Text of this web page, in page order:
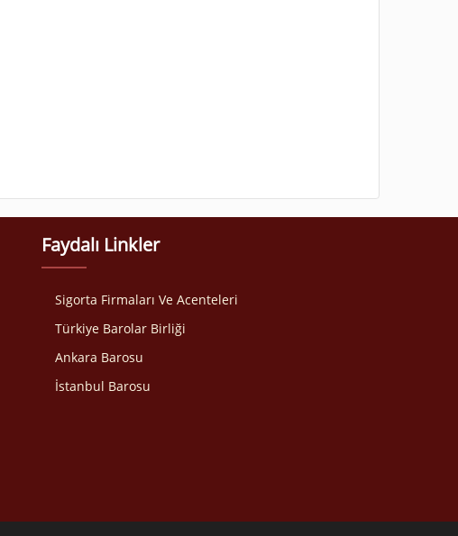
Faydalı Linkler
Sigorta Firmaları Ve Acenteleri
Türkiye Barolar Birliği
Ankara Barosu
İstanbul Barosu